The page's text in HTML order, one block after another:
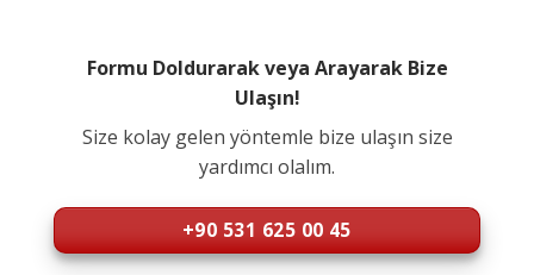
Formu Doldurarak veya Arayarak Bize
Ulaşın!
Size kolay gelen yöntemle bize ulaşın size
yardımcı olalım.
+90 531 625 00 45